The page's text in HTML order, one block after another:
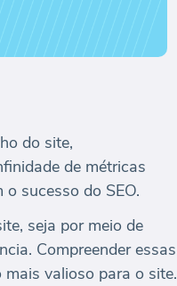
do site,
de métricas
sucesso do SEO.
seja por meio de
Compreender essas
valioso para o site.